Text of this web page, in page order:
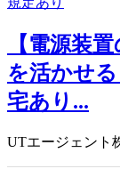
【電源装
を活かせ
宅あり...
UTエージェント